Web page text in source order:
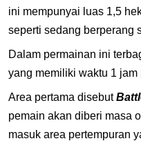
ini mempunyai luas 1,5
seperti sedang berperang
Dalam permainan ini
yang memiliki waktu 1 jam
Area pertama disebut
pemain akan diberi masa
masuk area pertempuran